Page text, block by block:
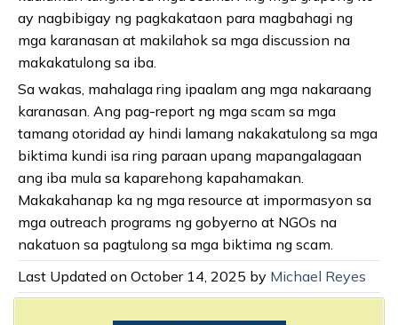
ay nagbibigay ng pagkakataon para magbahagi ng
mga karanasan at makilahok sa mga discussion na
makakatulong sa iba.
Sa wakas, mahalaga ring ipaalam ang mga nakaraang
karanasan. Ang pag-report ng mga scam sa mga
tamang otoridad ay hindi lamang nakakatulong sa mga
biktima kundi isa ring paraan upang mapangalagaan
ang iba mula sa kaparehong kapahamakan.
Makakahanap ka ng mga resource at impormasyon sa
mga outreach programs ng gobyerno at NGOs na
nakatuon sa pagtulong sa mga biktima ng scam.
Last Updated on October 14, 2025 by Michael Reyes